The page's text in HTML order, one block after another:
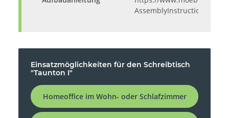
AssemblyInstructions.pdf
Einsatzmöglichkeiten für den Schreibtisch
"Taunton I"
Homeoffice im Wohn- oder Schlafzimmer